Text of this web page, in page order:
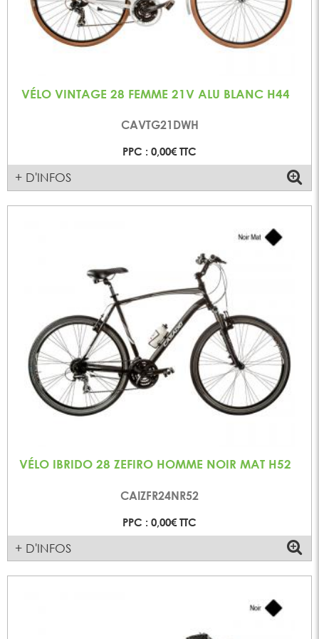
VÉLO VINTAGE 28 FEMME 21V ALU BLANC H44
CAVTG21DWH
PPC : 0,00€ TTC
+ D'INFOS
VÉLO IBRIDO 28 ZEFIRO HOMME NOIR MAT H52
CAIZFR24NR52
PPC : 0,00€ TTC
+ D'INFOS